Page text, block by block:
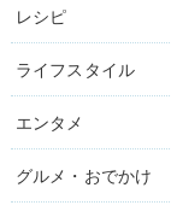
レシピ
ライフスタイル
エンタメ
グルメ・おでかけ